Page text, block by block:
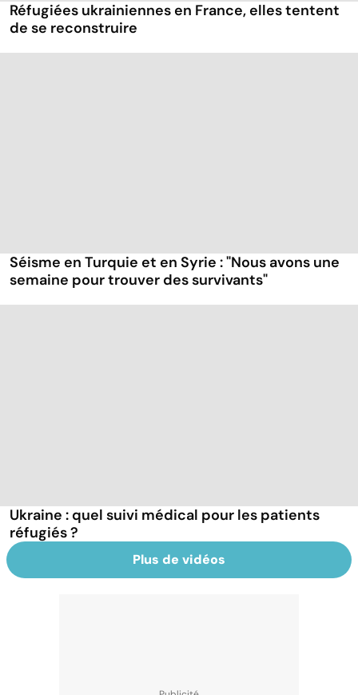
Réfugiées ukrainiennes en France, elles tentent
de se reconstruire
Séisme en Turquie et en Syrie : "Nous avons une
semaine pour trouver des survivants"
Ukraine : quel suivi médical pour les patients
réfugiés ?
Plus de vidéos